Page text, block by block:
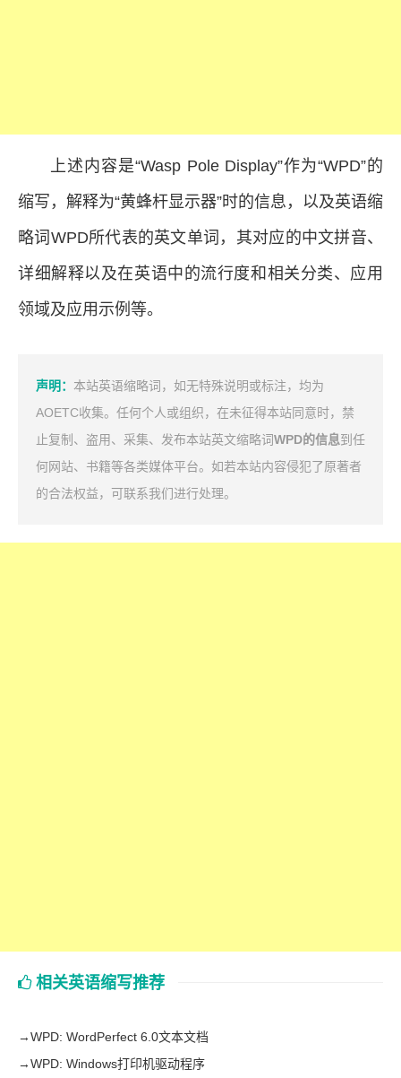
上述内容是“Wasp Pole Display”作为“WPD”的
缩写，解释为“黄蜂杆显示器”时的信息，以及英语缩
略词WPD所代表的英文单词，其对应的中文拼音、
详细解释以及在英语中的流行度和相关分类、应用
领域及应用示例等。
声明： 本站英语缩略词，如无特殊说明或标注，均为
AOETC收集。任何个人或组织，在未征得本站同意时，禁
止复制、盗用、采集、发布本站英文缩略词WPD的信息到任
何网站、书籍等各类媒体平台。如若本站内容侵犯了原著者
的合法权益，可联系我们进行处理。
相关英语缩写推荐
→WPD: WordPerfect 6.0文本文档
→WPD: Windows打印机驱动程序